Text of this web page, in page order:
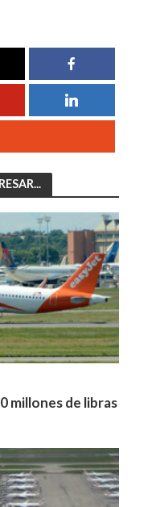
millones de libras